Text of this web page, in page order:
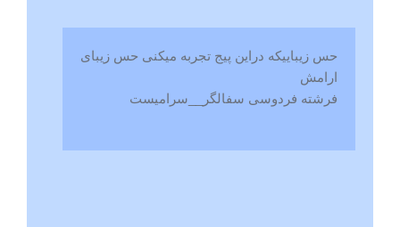
حس زیباییکه دراین پیج تجربه میکنی حس زیبای
ارامش
فرشته فردوسی سفالگر__سرامیست